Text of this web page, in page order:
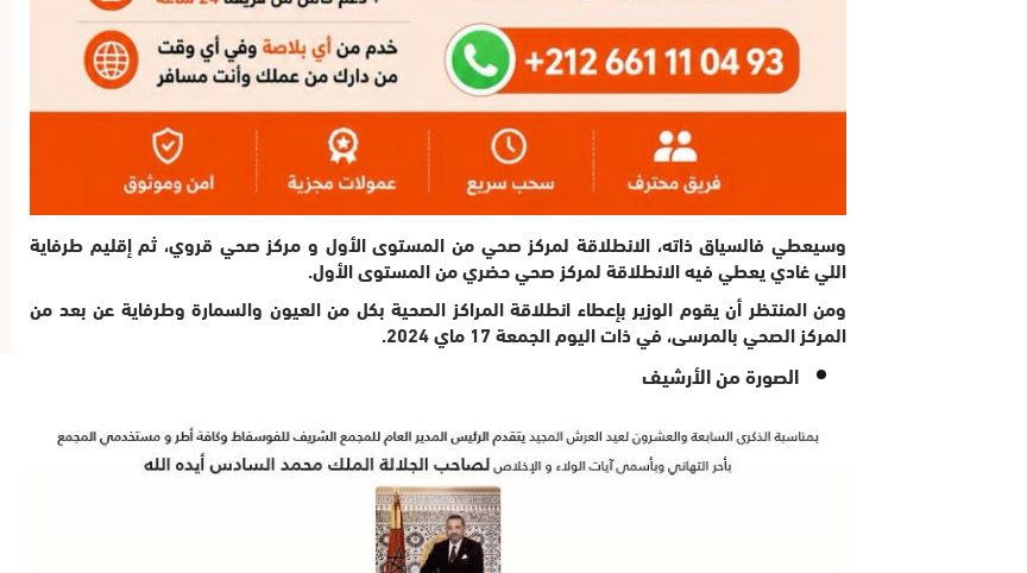
وسيعطي فالسياق ذاته، الانطلاقة لمركز صحي من المستوى الأول و مركز صحي قروي، ثم إقليم طرفاية
اللي غادي يعطي فيه الانطلاقة لمركز صحي حضري من المستوى الأول.
ومن المنتظر أن يقوم الوزير بإعطاء انطلاقة المراكز الصحية بكل من العيون والسمارة وطرفاية عن بعد من
المركز الصحي بالمرسى، في ذات اليوم الجمعة 17 ماي 2024.
الصورة من الأرشيف